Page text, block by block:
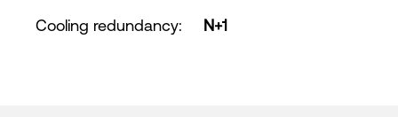
Cooling redundancy: N+1